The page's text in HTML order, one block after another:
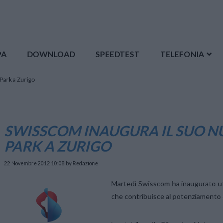
DOWNLOAD SPEEDTEST TELEFONIA
a Zurigo
SWISSCOM INAUGURA IL SUO
PARK A ZURIGO
22 Novembre 2012 10:08 by Redazione
Martedì Swisscom ha inaugurato
che contribuisce al potenziamento